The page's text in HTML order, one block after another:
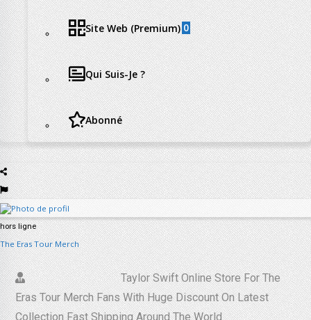
Site Web (Premium) 0
Qui Suis-Je ?
Abonné
hors ligne
The Eras Tour Merch
Taylor Swift Online Store For The
Eras Tour Merch Fans With Huge Discount On Latest
Collection Fast Shipping Around The World